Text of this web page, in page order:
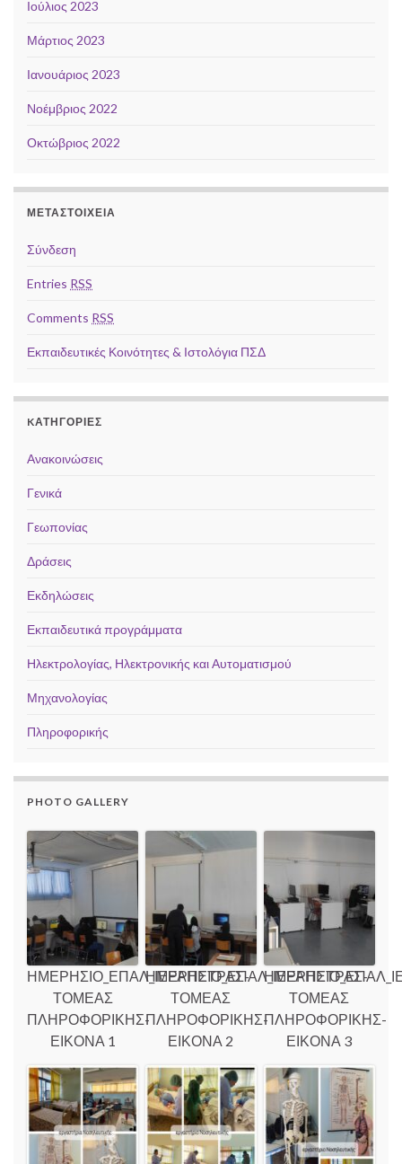
Ιούλιος 2023
Μάρτιος 2023
Ιανουάριος 2023
Νοέμβριος 2022
Οκτώβριος 2022
ΜΕΤΑΣΤΟΙΧΕΊΑ
Σύνδεση
Entries RSS
Comments RSS
Εκπαιδευτικές Κοινότητες & Ιστολόγια ΠΣΔ
KΑΤΗΓΟΡΊΕΣ
Ανακοινώσεις
Γενικά
Γεωπονίας
Δράσεις
Εκδηλώσεις
Εκπαιδευτικά προγράμματα
Ηλεκτρολογίας, Ηλεκτρονικής και Αυτοματισμού
Μηχανολογίας
Πληροφορικής
PHOTO GALLERY
ΗΜΕΡΗΣΙΟ_ΕΠΑΛ_ΙΕΡΑΠΕΤΡΑΣ-
ΤΟΜΕΑΣ
ΠΛΗΡΟΦΟΡΙΚΗΣ-
ΕΙΚΟΝΑ 1
ΗΜΕΡΗΣΙΟ_ΕΠΑΛ_ΙΕΡΑΠΕΤΡΑΣ-
ΤΟΜΕΑΣ
ΠΛΗΡΟΦΟΡΙΚΗΣ-
ΕΙΚΟΝΑ 2
ΤΟΜΕΑΣ
ΠΛΗΡΟΦΟΡΙΚΗΣ-
ΕΙΚΟΝΑ 3